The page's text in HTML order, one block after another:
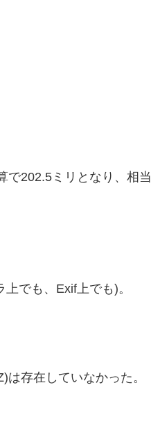
で202.5ミリとなり、相当
でも、Exif上でも)。
は存在していなかった。